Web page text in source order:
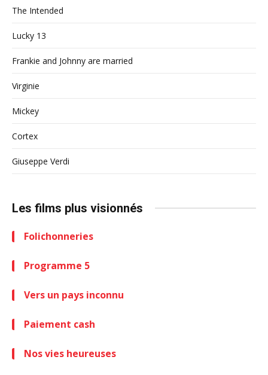
The Intended
Lucky 13
Frankie and Johnny are married
Virginie
Mickey
Cortex
Giuseppe Verdi
Les films plus visionnés
Folichonneries
Programme 5
Vers un pays inconnu
Paiement cash
Nos vies heureuses